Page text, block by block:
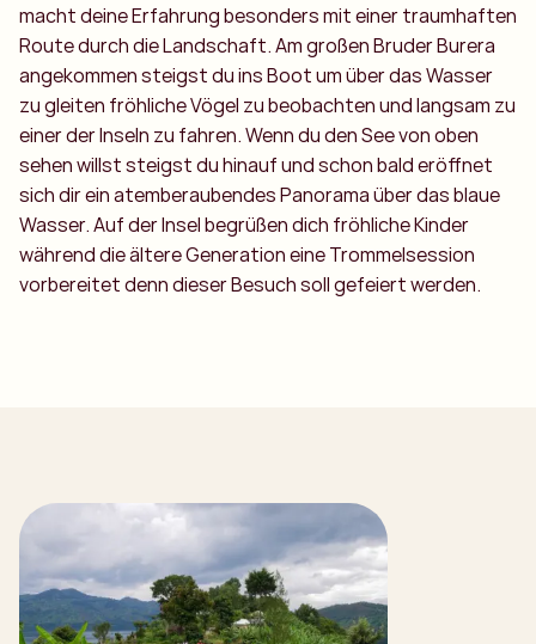
macht deine Erfahrung besonders mit einer traumhaften
Route durch die Landschaft. Am großen Bruder Burera
angekommen steigst du ins Boot um über das Wasser
zu gleiten fröhliche Vögel zu beobachten und langsam zu
einer der Inseln zu fahren. Wenn du den See von oben
sehen willst steigst du hinauf und schon bald eröffnet
sich dir ein atemberaubendes Panorama über das blaue
Wasser. Auf der Insel begrüßen dich fröhliche Kinder
während die ältere Generation eine Trommelsession
vorbereitet denn dieser Besuch soll gefeiert werden.